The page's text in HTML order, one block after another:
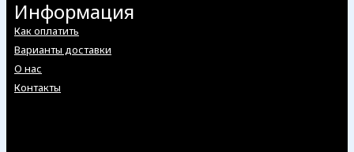
Информация
Как оплатить
Варианты доставки
О нас
Контакты